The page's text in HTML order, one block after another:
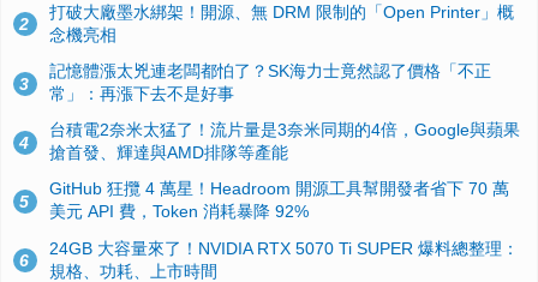
2
打破大廠墨水綁架！開源、無 DRM 限制的「Open Printer」概
念機亮相
3
記憶體漲太兇連老闆都怕了？SK海力士竟然認了價格「不正
常」：再漲下去不是好事
4
台積電2奈米太猛了！流片量是3奈米同期的4倍，Google與蘋果
搶首發、輝達與AMD排隊等產能
5
GitHub 狂攬 4 萬星！Headroom 開源工具幫開發者省下 70 萬
美元 API 費，Token 消耗暴降 92%
6
24GB 大容量來了！NVIDIA RTX 5070 Ti SUPER 爆料總整理：
規格、功耗、上市時間